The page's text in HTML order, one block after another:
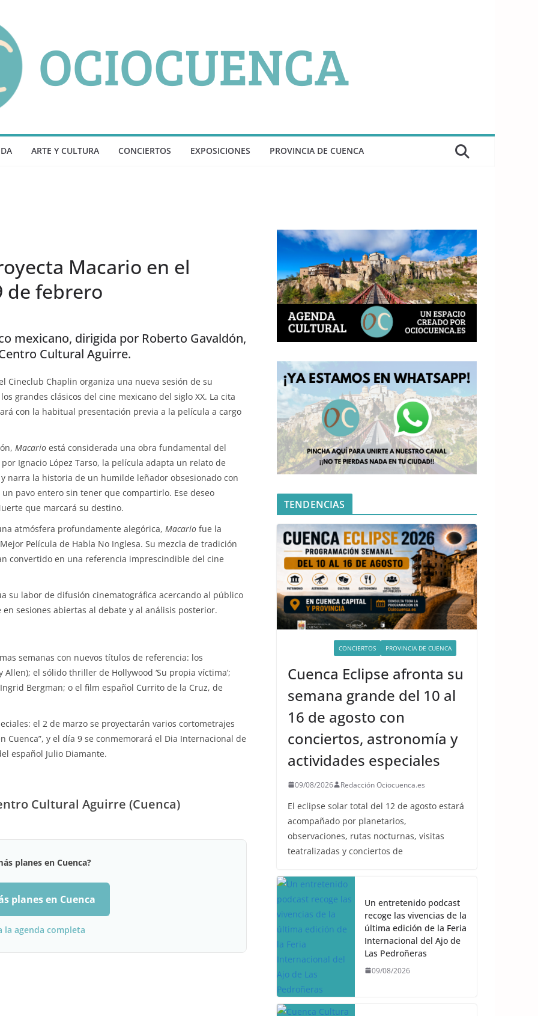
ARTE Y CULTURA CONCIERTOS EXPOSICIONES PROVINCIA DE CUENCA
Macario en el
de febrero
mexicano, dirigida por Roberto Gavaldón,
Cultural Aguirre.
Cineclub Chaplin organiza una nueva sesión de su
grandes clásicos del cine mexicano del siglo XX. La cita
con la habitual presentación previa a la película a cargo
Macario está considerada una obra fundamental del
Ignacio López Tarso, la película adapta un relato de
narra la historia de un humilde leñador obsesionado con
pavo entero sin tener que compartirlo. Ese deseo
que marcará su destino.
atmósfera profundamente alegórica, Macario fue la
Película de Habla No Inglesa. Su mezcla de tradición
convertido en una referencia imprescindible del cine
su labor de difusión cinematográfica acercando al público
sesiones abiertas al debate y al análisis posterior.
semanas con nuevos títulos de referencia: los
el sólido thriller de Hollywood ‘Su propia víctima’;
Bergman; o el film español Currito de la Cruz, de
el 2 de marzo se proyectarán varios cortometrajes
Cuenca”, y el día 9 se conmemorará el Dia Internacional de
español Julio Diamante.
Cultural Aguirre (Cuenca)
planes en Cuenca?
planes en Cuenca
la agenda completa
TENDENCIAS
CONCIERTOS PROVINCIA DE CUENCA
Cuenca Eclipse afronta su
semana grande del 10 al
16 de agosto con
conciertos, astronomía y
actividades especiales
09/08/2026 Redacción Ociocuenca.es
El eclipse solar total del 12 de agosto estará
acompañado por planetarios,
observaciones, rutas nocturnas, visitas
teatralizadas y conciertos de
Un entretenido podcast
recoge las vivencias de la
última edición de la Feria
Internacional del Ajo de
Las Pedroñeras
09/08/2026